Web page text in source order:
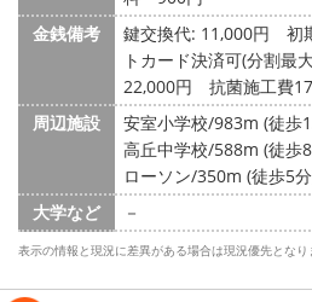
金銭備考
鍵交換代: 11,000円
初
トカード決済可(分割最
22,000円 抗菌施工費
周辺施設
安室小学校/983m (徒歩
高丘中学校/588m (徒歩
ローソン/350m (徒歩5
大学など
－
表示の情報と現況に差異がある場合は現況優先となり